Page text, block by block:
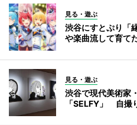
見る・遊ぶ
渋谷にすとぷり「
や楽曲流して育て
見る・遊ぶ
渋谷で現代美術家
「SELFY」 自撮